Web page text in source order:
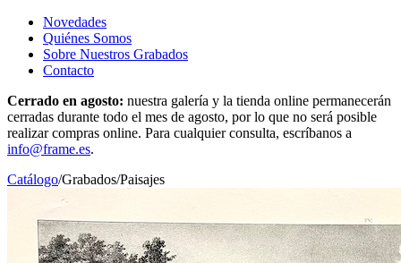
Novedades
Quiénes Somos
Sobre Nuestros Grabados
Contacto
Cerrado en agosto: nuestra galería y la tienda online permanecerán
cerradas durante todo el mes de agosto, por lo que no será posible
realizar compras online. Para cualquier consulta, escríbanos a
info@frame.es.
Catálogo/Grabados/Paisajes